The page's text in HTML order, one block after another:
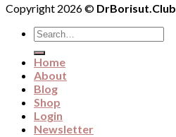
Copyright 2026 © DrBorisut.Club
Search
for:
Home
About
Blog
Shop
Login
Newsletter